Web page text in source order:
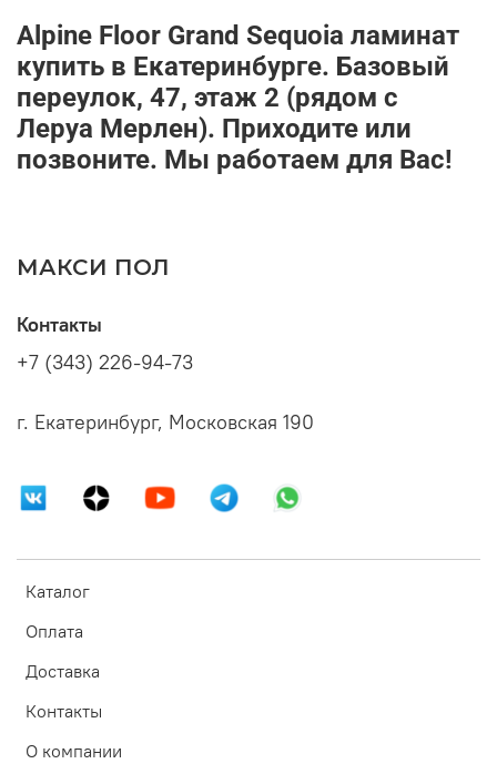
Alpine Floor Grand Sequoia ламинат
купить в Екатеринбурге. Базовый
переулок, 47, этаж 2 (рядом с
Леруа Мерлен). Приходите или
позвоните. Мы работаем для Вас!
МАКСИ ПОЛ
Каталог
Оплата
Доставка
Контакты
О компании
Контакты
+7 (343) 226-94-73
г. Екатеринбург, Московская 190